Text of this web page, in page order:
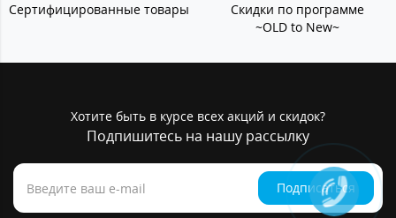
Сертифицированные товары
Скидки по программе
~OLD to New~
Хотите быть в курсе всех акций и скидок?
Подпишитесь на нашу рассылку
Подписаться